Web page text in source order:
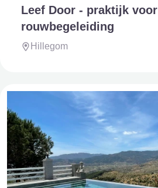
Leef Door - praktijk voor
rouwbegeleiding
Hillegom